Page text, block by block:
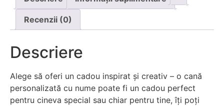
Recenzii (0)
Descriere
Alege să oferi un cadou inspirat și creativ – o cană
personalizată cu nume poate fi un cadou perfect
pentru cineva special sau chiar pentru tine, îți poți